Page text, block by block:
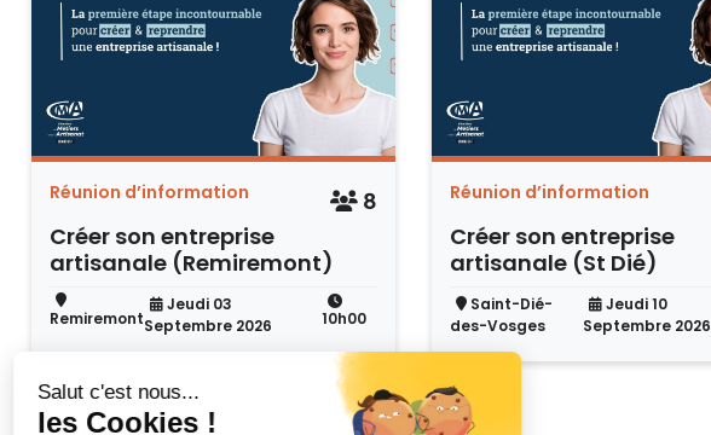
Réunion d’information
8
Créer son entreprise
artisanale (Remiremont)
Remiremont
Jeudi 03
Septembre 2026
10h00
Réunion d’information
Créer son entreprise
artisanale (St Dié)
Saint-Dié-
des-Vosges
Jeudi 10
Septembre 2026